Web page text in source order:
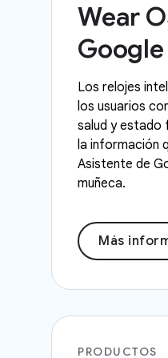
Wear
Google
Los relojes
los usuarios
salud y estado
la información
Asistente de
muñeca.
Más
PRODUCTOS